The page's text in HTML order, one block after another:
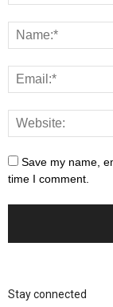
Save my name,
time I comment.
Stay connected